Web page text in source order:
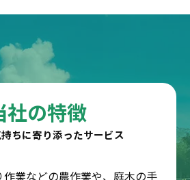
ちに寄り添ったサービス
社の特徴
業などの農作業や、庭木の手